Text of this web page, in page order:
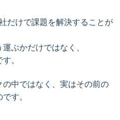
だけで課題を解決することが
ぶかだけではなく、
。
中ではなく、実はその前の
す。